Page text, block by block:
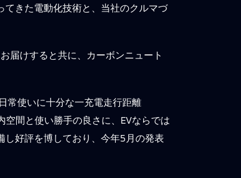
てきた電動化技術と、当社のクルマづ
届けすると共に、カーボンニュート
常使いに十分な一充電走行距離
間と使い勝手の良さに、EVならでは
好評を博しており、今年5月の発表